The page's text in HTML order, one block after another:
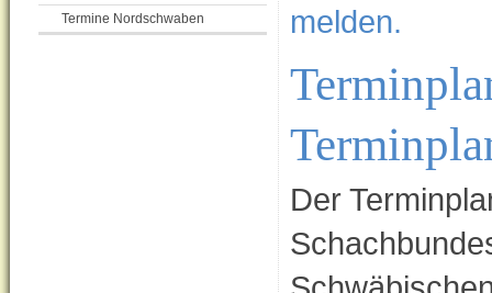
Termine Nordschwaben
melden.
Der